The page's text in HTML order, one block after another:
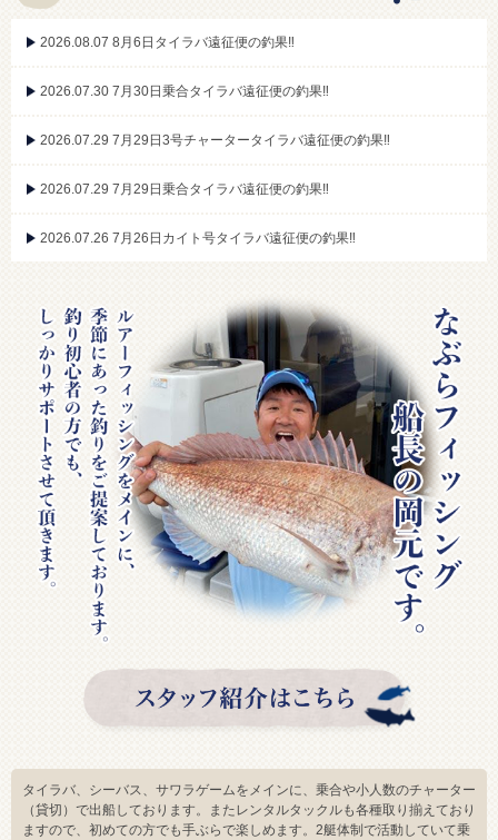
2026.08.07 8月6日タイラバ遠征便の釣果‼︎
2026.07.30 7月30日乗合タイラバ遠征便の釣果‼︎
2026.07.29 7月29日3号チャータータイラバ遠征便の釣果‼︎
2026.07.29 7月29日乗合タイラバ遠征便の釣果‼︎
2026.07.26 7月26日カイト号タイラバ遠征便の釣果‼︎
タイラバ、シーバス、サワラゲームをメインに、乗合や小人数のチャーター
（貸切）で出船しております。またレンタルタックルも各種取り揃えており
ますので、初めての方でも手ぶらで楽しめます。2艇体制で活動していて乗